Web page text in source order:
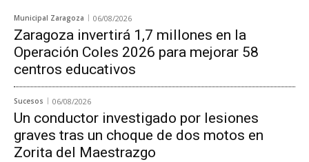
Municipal Zaragoza 06/08/2026
Zaragoza invertirá 1,7 millones en la
Operación Coles 2026 para mejorar 58
centros educativos
Sucesos 06/08/2026
Un conductor investigado por lesiones
graves tras un choque de dos motos en
Zorita del Maestrazgo